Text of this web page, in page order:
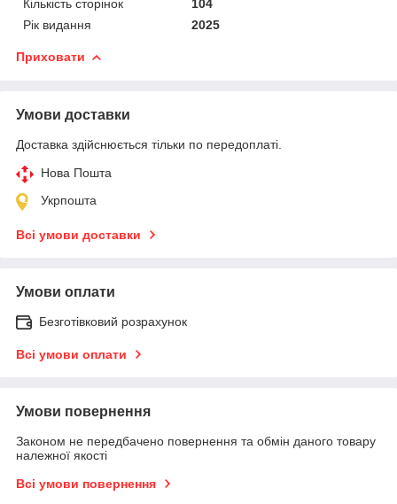
Кількість сторінок
104
Рік видання
2025
Приховати
Умови доставки
Доставка здійснюється тільки по передоплаті.
Нова Пошта
Укрпошта
Всі умови доставки
Умови оплати
Безготівковий розрахунок
Всі умови оплати
Умови повернення
Законом не передбачено повернення та обмін даного товару
належної якості
Всі умови повернення